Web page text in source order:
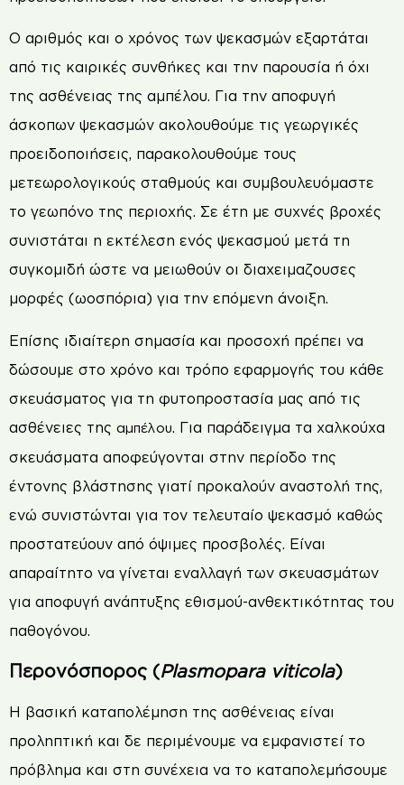
Ο αριθμός και ο χρόνος των ψεκασμών εξαρτάται
από τις καιρικές συνθήκες και την παρουσία ή όχι
της ασθένειας της αμπέλου. Για την αποφυγή
άσκοπων ψεκασμών ακολουθούμε τις γεωργικές
προειδοποιήσεις, παρακολουθούμε τους
μετεωρολογικούς σταθμούς και συμβουλευόμαστε
το γεωπόνο της περιοχής. Σε έτη με συχνές βροχές
συνιστάται η εκτέλεση ενός ψεκασμού μετά τη
συγκομιδή ώστε να μειωθούν οι διαχειμαζουσες
μορφές (ωοσπόρια) για την επόμενη άνοιξη.
Επίσης ιδιαίτερη σημασία και προσοχή πρέπει να
δώσουμε στο χρόνο και τρόπο εφαρμογής του κάθε
σκευάσματος για τη φυτοπροστασία μας από τις
ασθένειες της αμπέλου. Για παράδειγμα τα χαλκούχα
σκευάσματα αποφεύγονται στην περίοδο της
έντονης βλάστησης γιατί προκαλούν αναστολή της,
ενώ συνιστώνται για τον τελευταίο ψεκασμό καθώς
προστατεύουν από όψιμες προσβολές. Είναι
απαραίτητο να γίνεται εναλλαγή των σκευασμάτων
για αποφυγή ανάπτυξης εθισμού-ανθεκτικότητας του
παθογόνου.
Περονόσπορος (Plasmopara viticola)
Η βασική καταπολέμηση της ασθένειας είναι
προληπτική και δε περιμένουμε να εμφανιστεί το
πρόβλημα και στη συνέχεια να το καταπολεμήσουμε